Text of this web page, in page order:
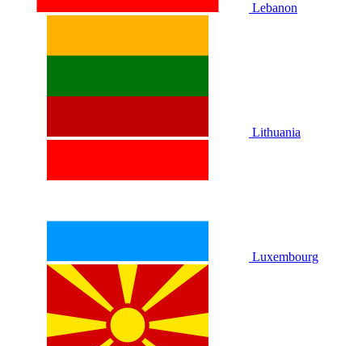
Lebanon
Lithuania
Luxembourg